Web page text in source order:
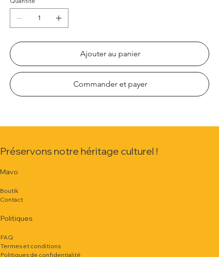
Ajouter au panier
Commander et payer
Préservons notre héritage culturel !
Mavo
Boutik
Contact
Politiques
FAQ
Termes et conditions
Politiques de confidentialité